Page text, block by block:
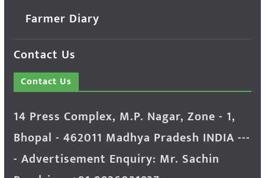
Farmer Diary
Contact Us
Contact Us
14 Press Complex, M.P. Nagar, Zone - 1,
Bhopal - 462011 Madhya Pradesh INDIA ---
- Advertisement Enquiry: Mr. Sachin